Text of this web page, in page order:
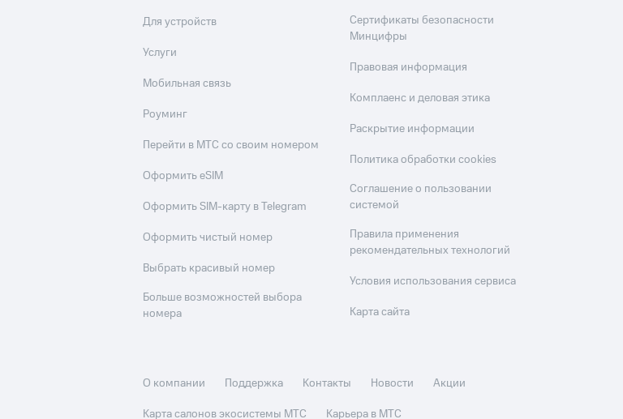
Для устройств
Услуги
Мобильная связь
Роуминг
Перейти в МТС со своим номером
Оформить eSIM
Оформить SIM-карту в Telegram
Оформить чистый номер
Выбрать красивый номер
Больше возможностей выбора
номера
Сертификаты безопасности
Минцифры
Правовая информация
Комплаенс и деловая этика
Раскрытие информации
Политика обработки cookies
Соглашение о пользовании
системой
Правила применения
рекомендательных технологий
Условия использования сервиса
Карта сайта
О компании Поддержка Контакты Новости
Акции
Карта салонов экосистемы МТС
Карьера в МТС